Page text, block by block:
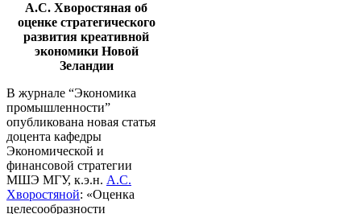
А.С. Хворостяная об
оценке стратегического
развития креативной
экономики Новой
Зеландии
В журнале “Экономика
промышленности”
опубликована новая статья
доцента кафедры
Экономической и
финансовой стратегии
МШЭ МГУ, к.э.н. А.С.
Хворостяной: «Оценка
целесообразности